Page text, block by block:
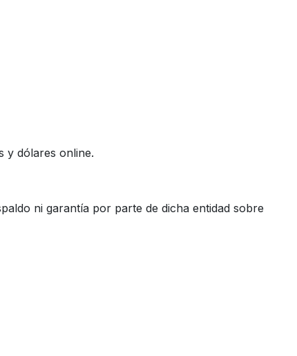
y dólares online.
ni garantía por parte de dicha entidad sobre